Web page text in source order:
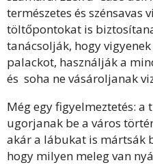
természetes és szénsavas
töltőpontokat is
tanácsolják, hogy
palackot, használják a
és soha ne vásároljanak
Még egy figyelmeztetés: a
ugorjanak be a város
akár a lábukat is mártsák
hogy milyen meleg van